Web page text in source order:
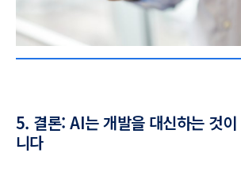
5. 결론: AI는 개발을 대신하는 것
니다